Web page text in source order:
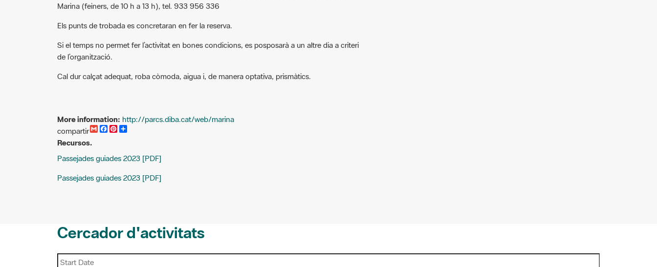
Marina (feiners, de 10 h a 13 h), tel. 933 956 336
Els punts de trobada es concretaran en fer la reserva.
Si el temps no permet fer l’activitat en bones condicions, es posposarà a un altre dia a criteri
de l’organització.
Cal dur calçat adequat, roba còmoda, aigua i, de manera optativa, prismàtics.
More information: http://parcs.diba.cat/web/marina
compartir
G
l
F
b
o
k
P
e
e
s
a
t
i
Recursos.
Passejades guiades 2023 [PDF]
Passejades guiades 2023 [PDF]
Cercador d'activitats